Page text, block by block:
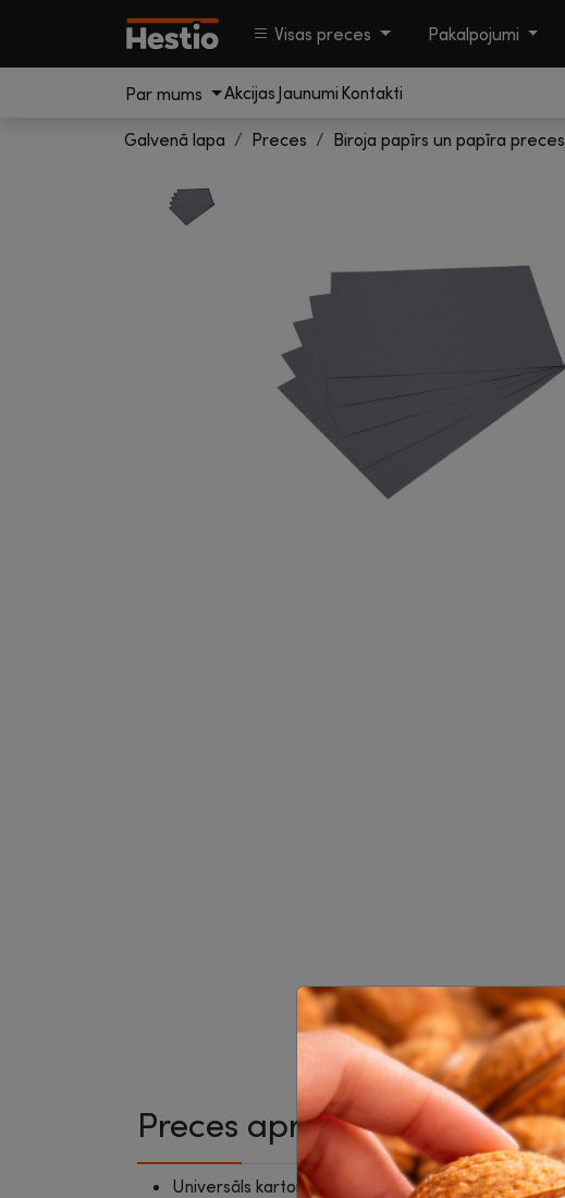
Visas preces Pakalpojumi
Par mums Akcijas Jaunumi Kontakti
Galvenā lapa Preces Biroja papīrs un papīra preces
Preces apraksts
Universāls kartons rokdarbiem.